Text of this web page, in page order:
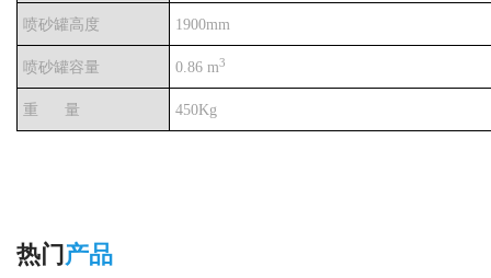
喷砂罐高度 1900mm
喷砂罐容量 0.86 m3
重 量 450Kg
热门 产品